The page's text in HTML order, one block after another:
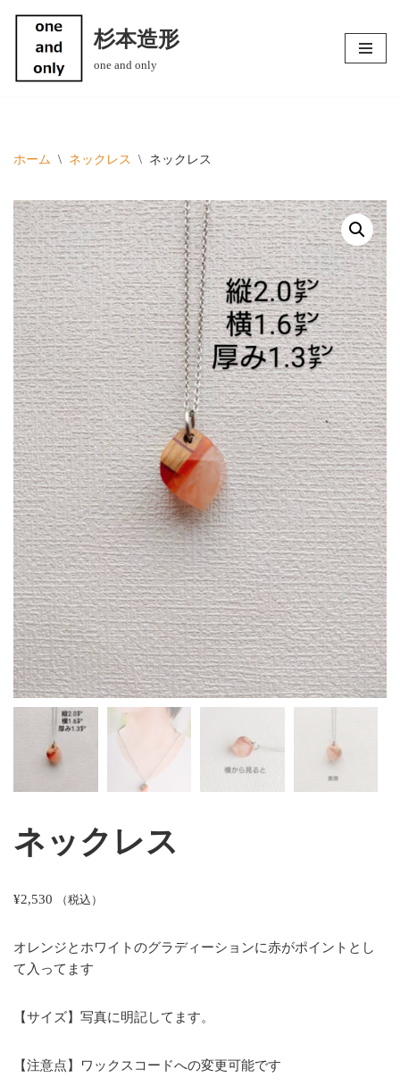
へ
キ
ッ
プ
杉本造形
one and only
ホーム \ ネックレス \ ネックレス
ネックレス
¥2,530 （税込）
オレンジとホワイトのグラディーションに赤がポイントとし
て入ってます
【サイズ】写真に明記してます。
【注意点】ワックスコードへの変更可能です